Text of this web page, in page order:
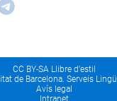
CC BY-SA Llibre d’estil
de Barcelona. Serveis
Avís legal